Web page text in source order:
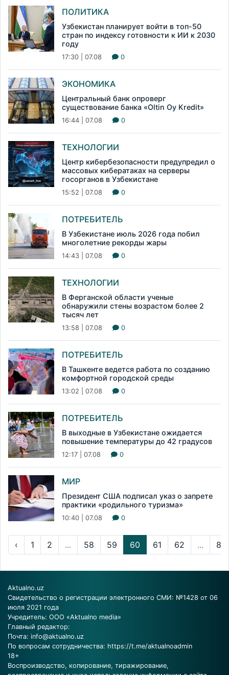
ПОЛИТИКА
Узбекистан планирует войти в топ-50
стран по индексу готовности к ИИ к 2030
году
17:30 | 07.08 0
ЭКОНОМИКА
Центральный банк опроверг
существование банка «Oltin Oy Kredit»
16:44 | 07.08 0
ТЕХНОЛОГИИ
Центр кибербезопасности предупредил о
массовых кибератаках на серверы
госорганов в Узбекистане
15:52 | 07.08 0
ПОТРЕБИТЕЛЬ
В Узбекистане июль 2026 года побил
многолетние рекорды жары
14:43 | 07.08 0
ТЕХНОЛОГИИ
В Ферганской области ученые
обнаружили стены возрастом более 2
тысяч лет
13:58 | 07.08 0
ПОТРЕБИТЕЛЬ
В Ташкенте ведется работа по созданию
комфортной городской среды
13:02 | 07.08 0
ПОТРЕБИТЕЛЬ
В выходные в Узбекистане ожидается
повышение температуры до 42 градусов
12:17 | 07.08 0
МИР
Президент США подписал указ о запрете
практики «родильного туризма»
10:40 | 07.08 0
‹ 1 2 ... 58 59 60 61 62 ... 83
Aktualno.uz
Свидетельство о регистрации электронного СМИ: №1428 от 06
июля 2021 года
Учредитель: ООО «Aktualno media»
Главный редактор:
Почта: info@aktualno.uz
По вопросам сотрудничества: https://t.me/aktualnoadmin
18+
Воспроизводство, копирование, тиражирование,